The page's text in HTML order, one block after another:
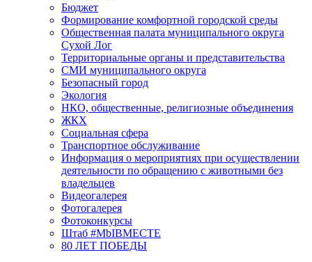
Бюджет
Формирование комфортной городской среды
Общественная палата муниципального округа
Сухой Лог
Территориальные органы и представительства
СМИ муниципального округа
Безопасный город
Экология
НКО, общественные, религиозные объединения
ЖКХ
Социальная сфера
Транспортное обслуживание
Информация о мероприятиях при осуществлении
деятельности по обращению с животными без
владельцев
Видеогалерея
Фотогалерея
Фотоконкурсы
Штаб #MbIBMECTE
80 ЛЕТ ПОБЕДЫ